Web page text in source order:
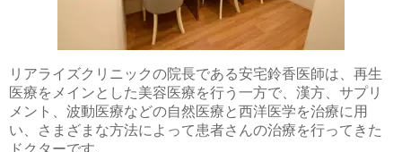
リアライズクリニックの院長である安宅鈴香医師は、再生
医療をメインとした美容医療を行う一方で、漢方、サプリ
メント、波動医療などの自然医療と西洋医学を治療に用
い、さまざまな方法によって患者さんの治療を行ってきた
ドクターです。